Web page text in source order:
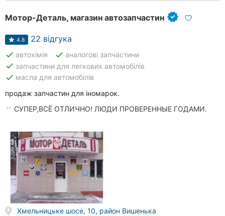
Кропивницький
Київ
Запоріжжя
Дніпро
Кривий
Ріг
Миколаїв
Херсон
Мотор-Деталь, магазин автозапчастин
4.8 22 відгука
done автохімія done аналогові запчастини
done запчастини для легкових автомобілів
done масла для автомобілів
продаж запчастин для іномарок.
СУПЕР,ВСЁ ОТЛИЧНО! ЛЮДИ ПРОВЕРЕННЫЕ ГОДАМИ.
Хмельницьке шосе, 10, район Вишенька